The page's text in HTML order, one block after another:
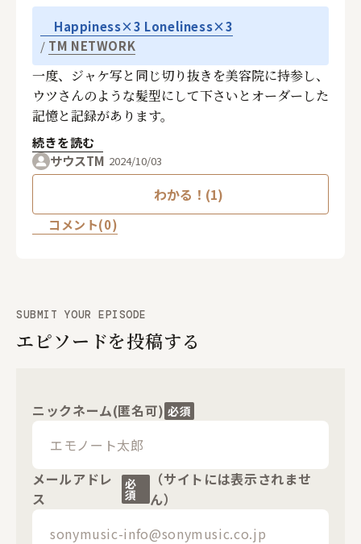
Happiness×3 Loneliness×3
TM NETWORK
一度、ジャケ写と同じ切り抜きを美容院に持参し、
ウツさんのような髪型にして下さいとオーダーした
記憶と記録があります。
続きを読む
サウスTM 2024/10/03
わかる！(1)
コメント(0)
SUBMIT YOUR EPISODE
エピソードを投稿する
ニックネーム(匿名可) 必須
メールアドレ
ス
必
須
（サイトには表示されませ
ん）